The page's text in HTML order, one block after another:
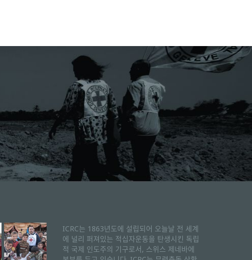
ICRC는 1863년도에 설립되어 오늘날 전 세계
에 널리 퍼져있는 적십자운동을 탄생시킨 독립
적 국제 인도주의 기구로서, 스위스 제네바에